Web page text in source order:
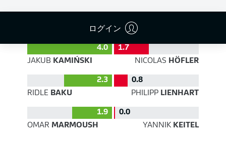
ログイン
PASS EFFICIENCY
4.0
1.7
JAKUB KAMIŃSKI NICOLAS HÖFLER
2.3
0.8
RIDLE BAKU PHILIPPLIENHART
1.9
0.0
OMAR MARMOUSH YANNIKKEITEL